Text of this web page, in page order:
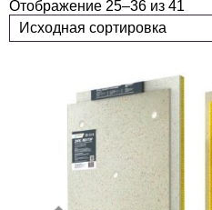
Отображение 25–36 из 41
Исходная сортировка